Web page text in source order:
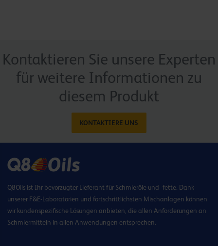
Kontaktieren Sie unsere Experten
für weitere Informationen zu
diesem Produkt
KONTAKTIERE UNS
Q8Oils ist Ihr bevorzugter Lieferant für Schmieröle und -fette. Dank
unserer F&E-Laboratorien und fortschrittlichsten Mischanlagen können
wir kundenspezifische Lösungen anbieten, die allen Anforderungen an
Schmiermitteln in allen Anwendungen entsprechen.